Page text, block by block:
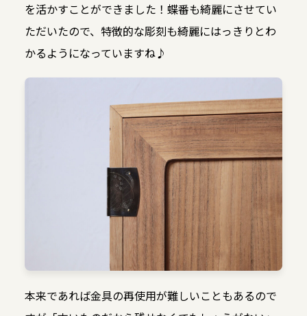
を活かすことができました！蝶番も綺麗にさせてい
ただいたので、特徴的な彫刻も綺麗にはっきりとわ
かるようになっていますね♪
本来であれば金具の再使用が難しいこともあるので